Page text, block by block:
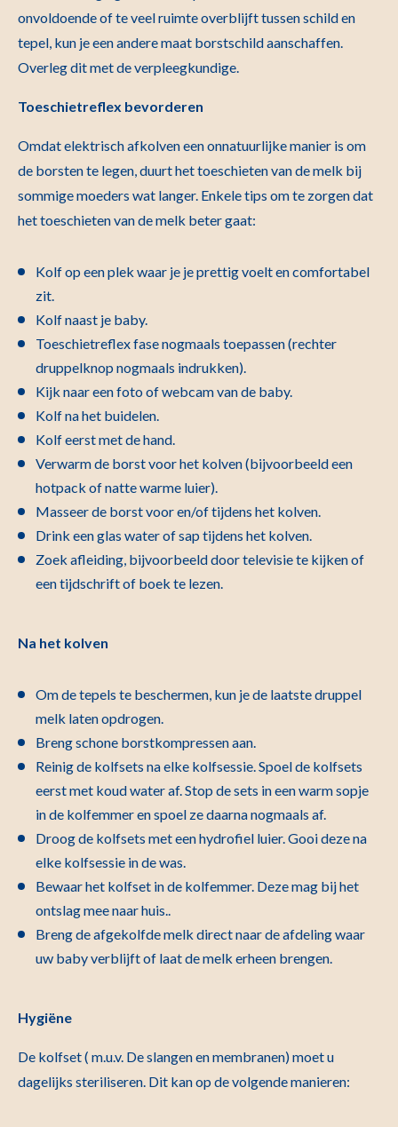
onvoldoende of te veel ruimte overblijft tussen schild en
tepel, kun je een andere maat borstschild aanschaffen.
Overleg dit met de verpleegkundige.
Toeschietreflex bevorderen
Omdat elektrisch afkolven een onnatuurlijke manier is om
de borsten te legen, duurt het toeschieten van de melk bij
sommige moeders wat langer. Enkele tips om te zorgen dat
het toeschieten van de melk beter gaat:
Kolf op een plek waar je je prettig voelt en comfortabel
zit.
Kolf naast je baby.
Toeschietreflex fase nogmaals toepassen (rechter
druppelknop nogmaals indrukken).
Kijk naar een foto of webcam van de baby.
Kolf na het buidelen.
Kolf eerst met de hand.
Verwarm de borst voor het kolven (bijvoorbeeld een
hotpack of natte warme luier).
Masseer de borst voor en/of tijdens het kolven.
Drink een glas water of sap tijdens het kolven.
Zoek afleiding, bijvoorbeeld door televisie te kijken of
een tijdschrift of boek te lezen.
Na het kolven
Om de tepels te beschermen, kun je de laatste druppel
melk laten opdrogen.
Breng schone borstkompressen aan.
Reinig de kolfsets na elke kolfsessie. Spoel de kolfsets
eerst met koud water af. Stop de sets in een warm sopje
in de kolfemmer en spoel ze daarna nogmaals af.
Droog de kolfsets met een hydrofiel luier. Gooi deze na
elke kolfsessie in de was.
Bewaar het kolfset in de kolfemmer. Deze mag bij het
ontslag mee naar huis..
Breng de afgekolfde melk direct naar de afdeling waar
uw baby verblijft of laat de melk erheen brengen.
Hygiëne
De kolfset ( m.u.v. De slangen en membranen) moet u
dagelijks steriliseren. Dit kan op de volgende manieren: